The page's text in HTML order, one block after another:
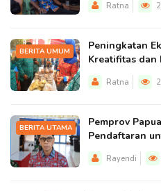
Ratna
BERITA UMUM
Peningkatan
Kreatifitas dan
Ratna
BERITA UTAMA
Pemprov
Pendaftaran
Rayendi